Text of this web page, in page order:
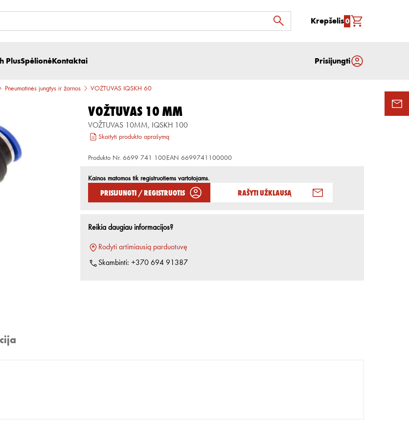
Krepšelis0
PlusSpėlionėKontaktai Prisijungti
Pneumatinės jungtys ir žarnos VOŽTUVAS IQSKH 60
VOŽTUVAS 10 MM
VOŽTUVAS 10MM, IQSKH 100
Skaityti produkto aprašymą
Produkto Nr. 6699 741 100 EAN 6699741100000
Kainos matomos tik registruotiems vartotojams.
Prisijungti / Registruotis Rašyti užklausą
Reikia daugiau informacijos?
Rodyti artimiausią parduotuvę
Skambinti: +370 694 91387